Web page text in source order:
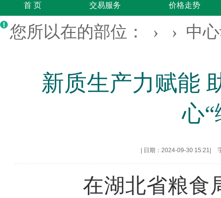
首 页 交易服务 价格走势
您所以在的部位： › › 中
新质生产力赋能
心
日期：2024-09-30 15:21
在湖北省粮食局